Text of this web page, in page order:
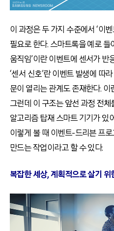
이 과정은 두 가지 수준에서 ‘이
필요로 한다. 스마트록을 예로 들
움직임’이란 이벤트에 센서가 반
‘센서 신호’란 이벤트 발생에 따
문이 열리는 관계도 존재한다.
그런데 이 구조는 앞선 과정 전
알고리즘 탑재 스마트 기기가 있
이렇게 볼 때 이벤트-드리븐 프
만드는 작업이라고 할 수 있다.
복잡한 세상, 계획적으로 살기 위